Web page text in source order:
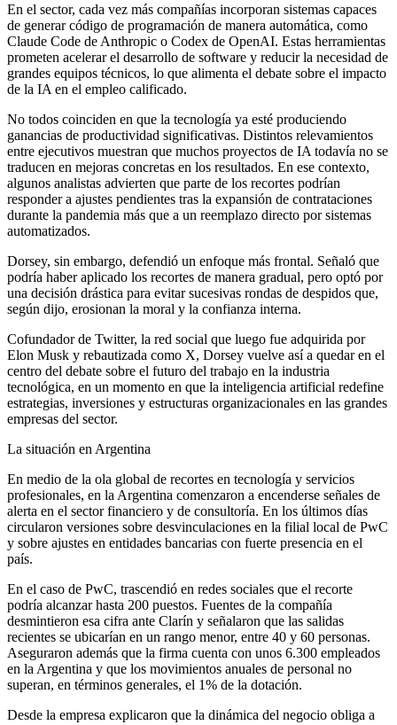
En el sector, cada vez más compañías incorporan sistemas capaces
de generar código de programación de manera automática, como
Claude Code de Anthropic o Codex de OpenAI. Estas herramientas
prometen acelerar el desarrollo de software y reducir la necesidad de
grandes equipos técnicos, lo que alimenta el debate sobre el impacto
de la IA en el empleo calificado.
No todos coinciden en que la tecnología ya esté produciendo
ganancias de productividad significativas. Distintos relevamientos
entre ejecutivos muestran que muchos proyectos de IA todavía no se
traducen en mejoras concretas en los resultados. En ese contexto,
algunos analistas advierten que parte de los recortes podrían
responder a ajustes pendientes tras la expansión de contrataciones
durante la pandemia más que a un reemplazo directo por sistemas
automatizados.
Dorsey, sin embargo, defendió un enfoque más frontal. Señaló que
podría haber aplicado los recortes de manera gradual, pero optó por
una decisión drástica para evitar sucesivas rondas de despidos que,
según dijo, erosionan la moral y la confianza interna.
Cofundador de Twitter, la red social que luego fue adquirida por
Elon Musk y rebautizada como X, Dorsey vuelve así a quedar en el
centro del debate sobre el futuro del trabajo en la industria
tecnológica, en un momento en que la inteligencia artificial redefine
estrategias, inversiones y estructuras organizacionales en las grandes
empresas del sector.
La situación en Argentina
En medio de la ola global de recortes en tecnología y servicios
profesionales, en la Argentina comenzaron a encenderse señales de
alerta en el sector financiero y de consultoría. En los últimos días
circularon versiones sobre desvinculaciones en la filial local de PwC
y sobre ajustes en entidades bancarias con fuerte presencia en el
país.
En el caso de PwC, trascendió en redes sociales que el recorte
podría alcanzar hasta 200 puestos. Fuentes de la compañía
desmintieron esa cifra ante Clarín y señalaron que las salidas
recientes se ubicarían en un rango menor, entre 40 y 60 personas.
Aseguraron además que la firma cuenta con unos 6.300 empleados
en la Argentina y que los movimientos anuales de personal no
superan, en términos generales, el 1% de la dotación.
Desde la empresa explicaron que la dinámica del negocio obliga a